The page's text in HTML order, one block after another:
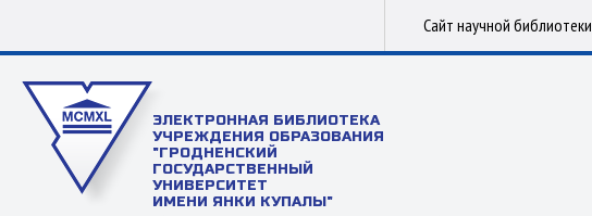
Сайт научной библиотеки
ЭЛЕКТРОННАЯ БИБЛИОТЕКА
УЧРЕЖДЕНИЯ ОБРАЗОВАНИЯ
"ГРОДНЕНСКИЙ
ГОСУДАРСТВЕННЫЙ
УНИВЕРСИТЕТ
ИМЕНИ ЯНКИ КУПАЛЫ"